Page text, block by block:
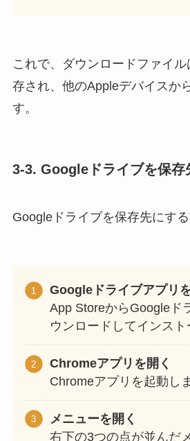
これで、ダウンロードファイ
存され、他のAppleデバイスか
す。
3-3. Googleドライブを保存
Googleドライブを保存先にする
Googleドライブアプリ
App StoreからGoogleド
ウンロードしてインスト
Chromeアプリを開く
Chromeアプリを起動し
メニューを開く
右下の3つの点が並んだ